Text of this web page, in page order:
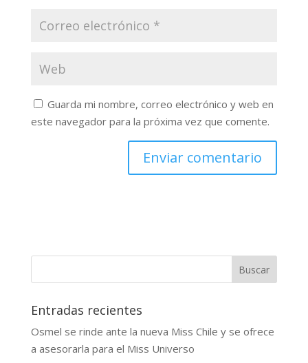
Guarda mi nombre, correo electrónico y web en
este navegador para la próxima vez que comente.
Buscar
Entradas recientes
Osmel se rinde ante la nueva Miss Chile y se ofrece
a asesorarla para el Miss Universo